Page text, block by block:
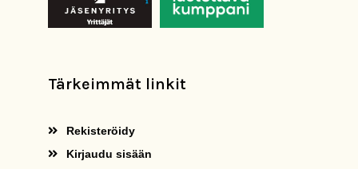
Tärkeimmät linkit
Rekisteröidy
Kirjaudu sisään